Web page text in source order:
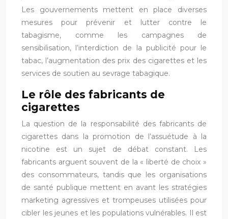
Les gouvernements mettent en place diverses
mesures pour prévenir et lutter contre le
tabagisme, comme les campagnes de
sensibilisation, l’interdiction de la publicité pour le
tabac, l’augmentation des prix des cigarettes et les
services de soutien au sevrage tabagique.
Le rôle des fabricants de
cigarettes
La question de la responsabilité des fabricants de
cigarettes dans la promotion de l’assuétude à la
nicotine est un sujet de débat constant. Les
fabricants arguent souvent de la « liberté de choix »
des consommateurs, tandis que les organisations
de santé publique mettent en avant les stratégies
marketing agressives et trompeuses utilisées pour
cibler les jeunes et les populations vulnérables. Il est